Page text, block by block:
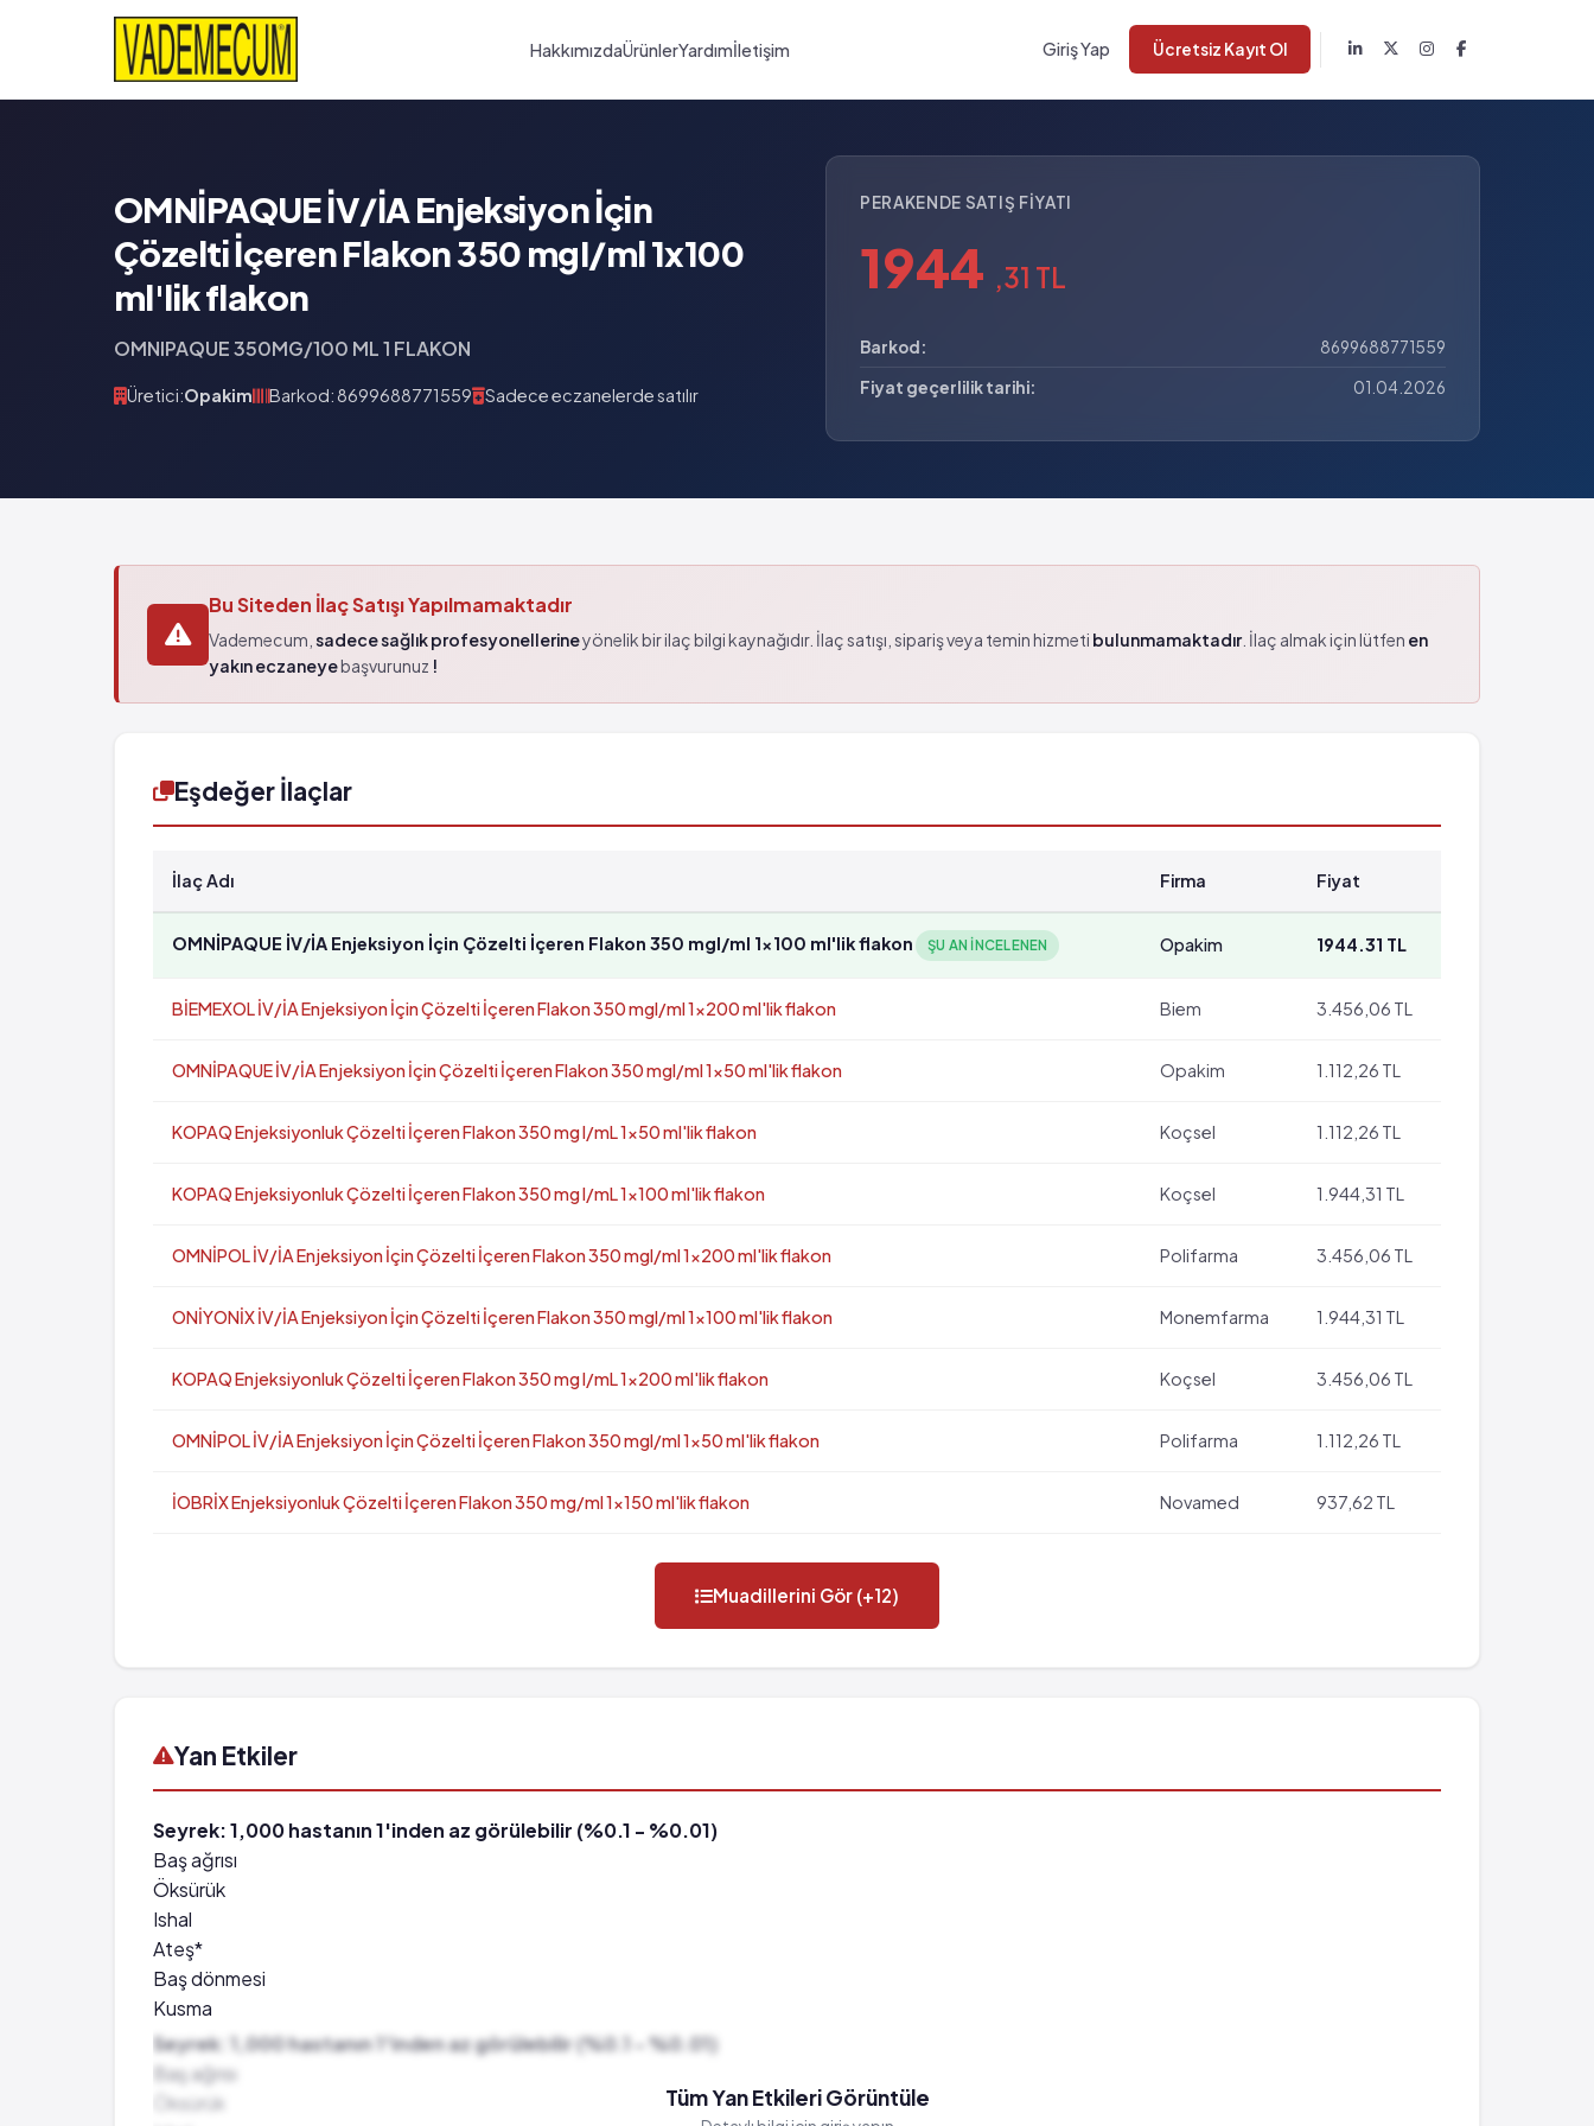
HakkımızdaÜrünlerYardımİletişim Giriş Yap Ücretsiz Kayıt Ol
OMNİPAQUE İV/İA Enjeksiyon İçin
Çözelti İçeren Flakon 350 mgI/ml 1x100
ml'lik flakon
OMNIPAQUE 350MG/100 ML 1 FLAKON
Üretici:Opakim Barkod: 8699688771559 Sadece eczanelerde satılır
PERAKENDE SATIŞ FIYATI
1944 ,31 TL
Barkod:
8699688771559
Fiyat geçerlilik tarihi:
01.04.2026
Bu Siteden İlaç Satışı Yapılmamaktadır
Vademecum, sadece sağlık profesyonellerineyönelik bir ilaç bilgi kaynağıdır. İlaç satışı, sipariş veya temin hizmeti bulunmamaktadır. İlaç almak için lütfen en
yakın eczaneyebaşvurunuz !
Eşdeğer İlaçlar
İlaç Adı Firma Fiyat
OMNİPAQUE İV/İA Enjeksiyon İçin Çözelti İçeren Flakon 350 mgI/ml 1x100 ml'lik flakon ŞU AN INCELENEN Opakim 1944.31 TL
BİEMEXOL İV/İA Enjeksiyon İçin Çözelti İçeren Flakon 350 mgI/ml 1x200 ml'lik flakon Biem 3.456,06 TL
OMNİPAQUE İV/İA Enjeksiyon İçin Çözelti İçeren Flakon 350 mgI/ml 1x50 ml'lik flakon Opakim 1.112,26 TL
KOPAQ Enjeksiyonluk Çözelti İçeren Flakon 350 mg I/mL 1x50 ml'lik flakon Koçsel 1.112,26 TL
KOPAQ Enjeksiyonluk Çözelti İçeren Flakon 350 mg I/mL 1x100 ml'lik flakon Koçsel 1.944,31 TL
OMNİPOL İV/İA Enjeksiyon İçin Çözelti İçeren Flakon 350 mgI/ml 1x200 ml'lik flakon Polifarma 3.456,06 TL
ONİYONİX İV/İA Enjeksiyon İçin Çözelti İçeren Flakon 350 mgI/ml 1x100 ml'lik flakon Monemfarma 1.944,31 TL
KOPAQ Enjeksiyonluk Çözelti İçeren Flakon 350 mg I/mL 1x200 ml'lik flakon Koçsel 3.456,06 TL
OMNİPOL İV/İA Enjeksiyon İçin Çözelti İçeren Flakon 350 mgI/ml 1x50 ml'lik flakon Polifarma 1.112,26 TL
İOBRİX Enjeksiyonluk Çözelti İçeren Flakon 350 mg/ml 1x150 ml'lik flakon Novamed 937,62 TL
Muadillerini Gör (+12)
Yan Etkiler
Seyrek: 1,000 hastanın 1'inden az görülebilir (%0.1 - %0.01)
Baş ağrısı
Öksürük
Ishal
Ateş*
Baş dönmesi
Kusma
Genel rahatsızlık
Aşırı duyarlılık reaksiyonları
Böbrek problemleri
Seyrek: 1,000 hastanın 1'inden az görülebilir (%0.1 - %0.01)
Baş ağrısı
Öksürük
Tüm Yan Etkileri Görüntüle